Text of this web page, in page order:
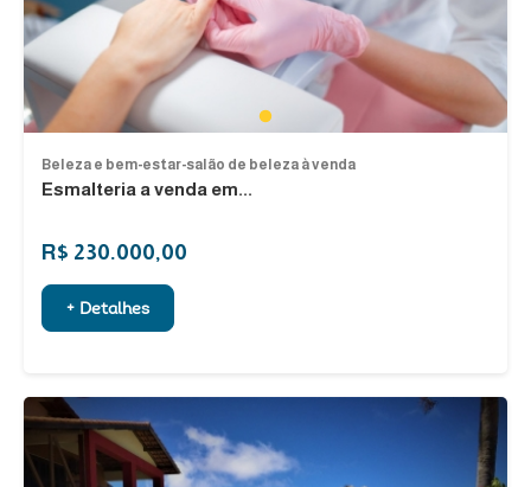
1
Beleza e bem-estar-salão de beleza à venda
Esmalteria a venda em...
R$ 230.000,00
+ Detalhes